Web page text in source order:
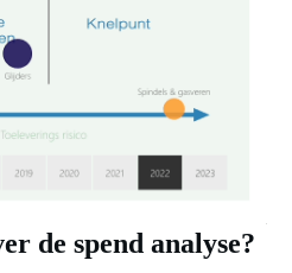
de spend analyse?